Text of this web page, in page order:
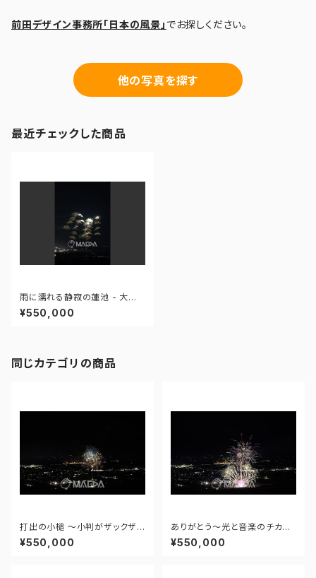
前田デザイン事務所「日本の風景」 でお探しください。
他の写真を探す
最近チェックした商品
雨に濡れる静寂の蓮池 - 大曲
の花火―春の章― 世界の花火
日本の花火 新作花火コレクショ
¥550,000
同じカテゴリの商品
打出の小槌 ～小判がザックザク
～ - 大曲の花火―春の章―「新
作花火コレクション2024 世界
¥550,000
ありがとう～光と音楽のチカラ
～ - 大曲の花火―春の章―「新
作花火コレクション2024 世界
¥550,000